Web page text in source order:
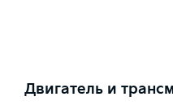
Двигатель и